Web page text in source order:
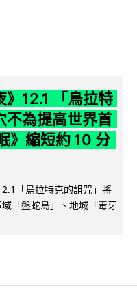
》12.1 「烏拉特
不為提高世界首
》縮短約 10 分
「烏拉特克的詛咒」將
「盤蛇島」、地城「毒牙